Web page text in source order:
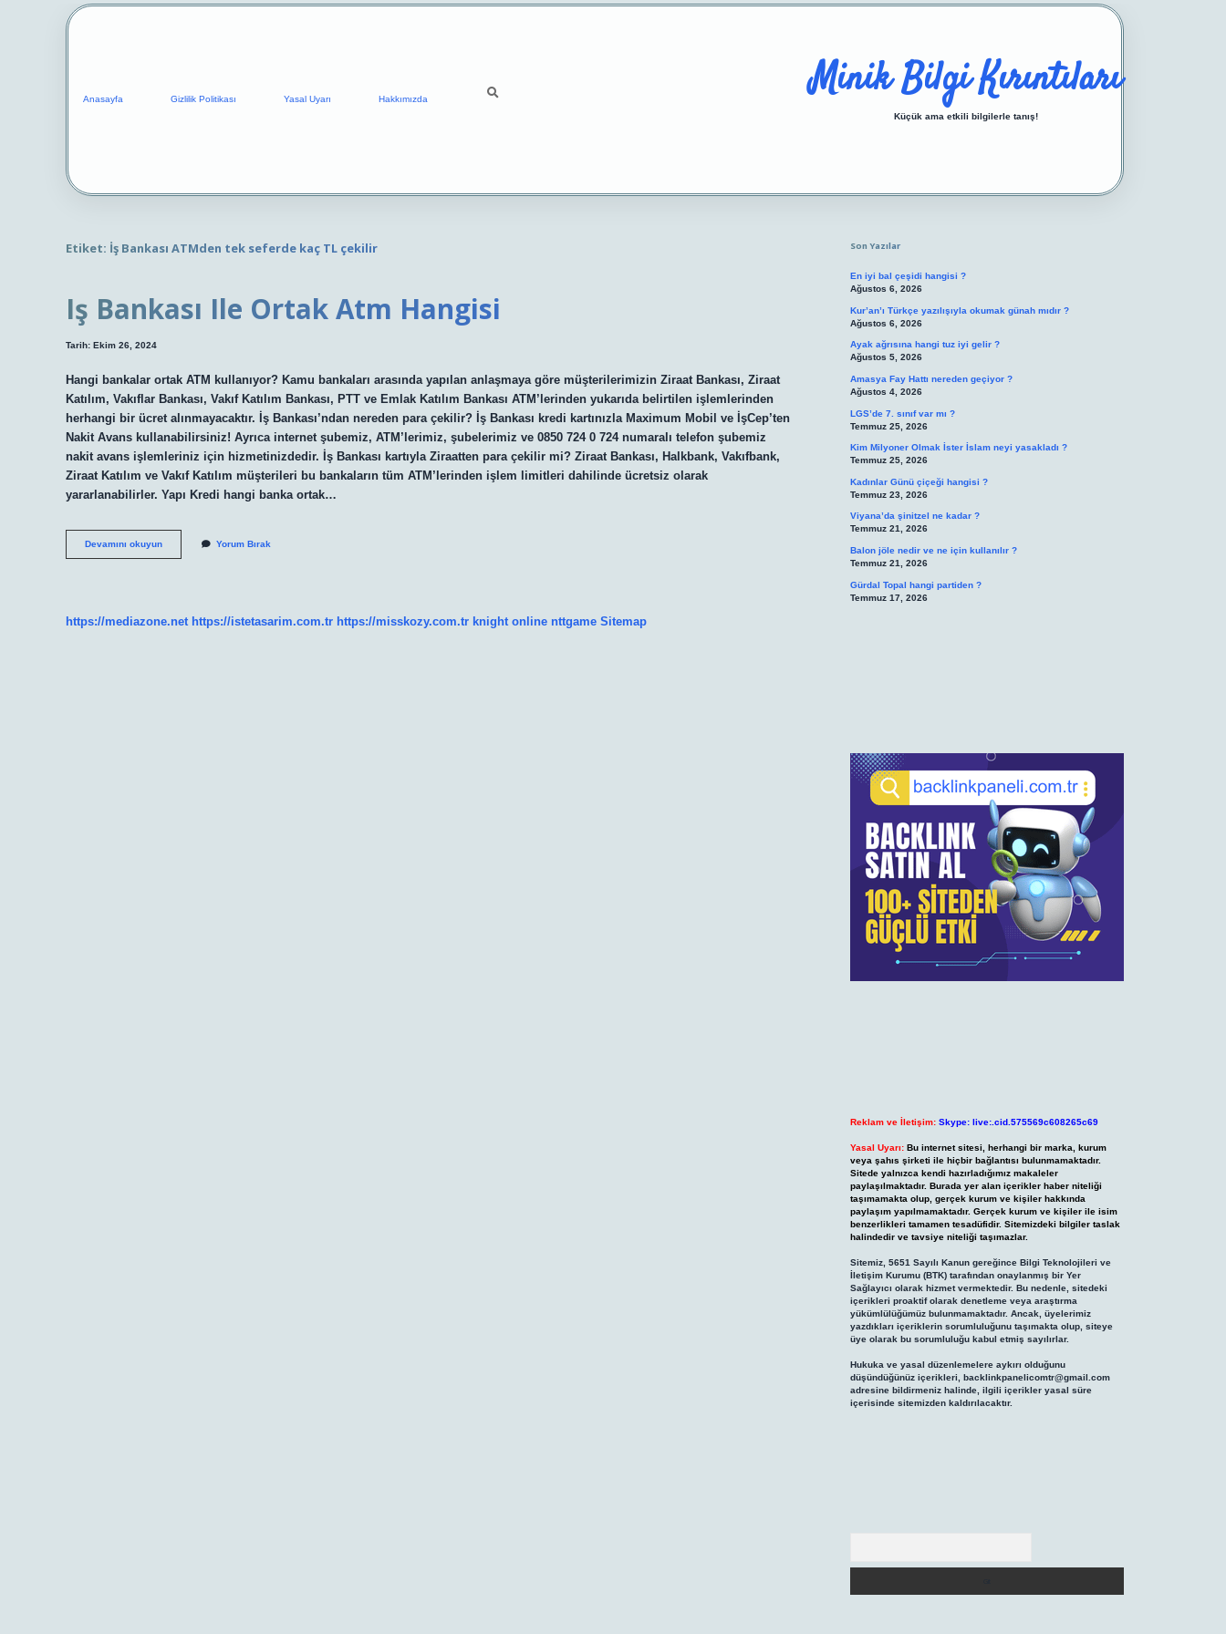
Anasayfa Gizlilik Politikası Yasal Uyarı Hakkımızda Minik Bilgi Kırıntıları
Küçük ama etkili bilgilerle tanış!
Etiket: İş Bankası ATMden tek seferde kaç TL çekilir
Iş Bankası Ile Ortak Atm Hangisi
Tarih: Ekim 26, 2024
Hangi bankalar ortak ATM kullanıyor? Kamu bankaları arasında yapılan anlaşmaya göre müşterilerimizin Ziraat Bankası, Ziraat
Katılım, Vakıflar Bankası, Vakıf Katılım Bankası, PTT ve Emlak Katılım Bankası ATM’lerinden yukarıda belirtilen işlemlerinden
herhangi bir ücret alınmayacaktır. İş Bankası’ndan nereden para çekilir? İş Bankası kredi kartınızla Maximum Mobil ve İşCep’ten
Nakit Avans kullanabilirsiniz! Ayrıca internet şubemiz, ATM’lerimiz, şubelerimiz ve 0850 724 0 724 numaralı telefon şubemiz
nakit avans işlemleriniz için hizmetinizdedir. İş Bankası kartıyla Ziraatten para çekilir mi? Ziraat Bankası, Halkbank, Vakıfbank,
Ziraat Katılım ve Vakıf Katılım müşterileri bu bankaların tüm ATM’lerinden işlem limitleri dahilinde ücretsiz olarak
yararlanabilirler. Yapı Kredi hangi banka ortak…
Devamını okuyunIş
Bankası
Yorum Bırak
https://mediazone.net https://istetasarim.com.tr https://misskozy.com.tr knight online nttgame Sitemap
Son Yazılar
En iyi bal çeşidi hangisi ?
Ağustos 6, 2026
Kur’an’ı Türkçe yazılışıyla okumak günah mıdır ?
Ağustos 6, 2026
Ayak ağrısına hangi tuz iyi gelir ?
Ağustos 5, 2026
Amasya Fay Hattı nereden geçiyor ?
Ağustos 4, 2026
LGS’de 7. sınıf var mı ?
Temmuz 25, 2026
Kim Milyoner Olmak İster İslam neyi yasakladı ?
Temmuz 25, 2026
Kadınlar Günü çiçeği hangisi ?
Temmuz 23, 2026
Viyana’da şinitzel ne kadar ?
Temmuz 21, 2026
Balon jöle nedir ve ne için kullanılır ?
Temmuz 21, 2026
Gürdal Topal hangi partiden ?
Temmuz 17, 2026
Reklam ve İletişim: Skype: live:.cid.575569c608265c69
Yasal Uyarı: Bu internet sitesi, herhangi bir marka, kurum
veya şahıs şirketi ile hiçbir bağlantısı bulunmamaktadır.
Sitede yalnızca kendi hazırladığımız makaleler
paylaşılmaktadır. Burada yer alan içerikler haber niteliği
taşımamakta olup, gerçek kurum ve kişiler hakkında
paylaşım yapılmamaktadır. Gerçek kurum ve kişiler ile isim
benzerlikleri tamamen tesadüfidir. Sitemizdeki bilgiler taslak
halindedir ve tavsiye niteliği taşımazlar.
Sitemiz, 5651 Sayılı Kanun gereğince Bilgi Teknolojileri ve
İletişim Kurumu (BTK) tarafından onaylanmış bir Yer
Sağlayıcı olarak hizmet vermektedir. Bu nedenle, sitedeki
içerikleri proaktif olarak denetleme veya araştırma
yükümlülüğümüz bulunmamaktadır. Ancak, üyelerimiz
yazdıkları içeriklerin sorumluluğunu taşımakta olup, siteye
üye olarak bu sorumluluğu kabul etmiş sayılırlar.
Hukuka ve yasal düzenlemelere aykırı olduğunu
düşündüğünüz içerikleri, backlinkpanelicomtr@gmail.com
adresine bildirmeniz halinde, ilgili içerikler yasal süre
içerisinde sitemizden kaldırılacaktır.